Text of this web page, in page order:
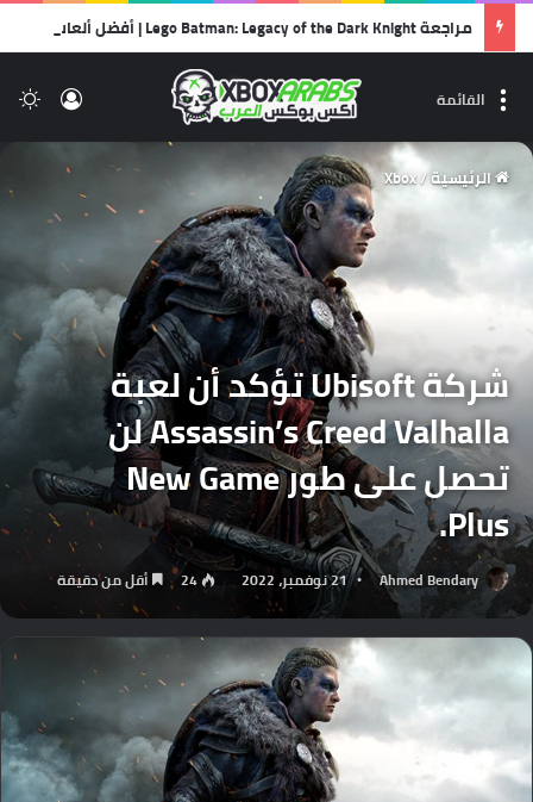
القائمة
الرئيسية/
Xbox
شركة Ubisoft تؤكد أن لعبة
Assassin’s Creed Valhalla لن
تحصل على طور New Game
Plus.
Ahmed Bendary 21 نوفمبر، 2022 24 أقل من دقيقة